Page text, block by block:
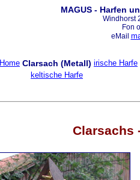
MAGUS - Harfen
Windhorst
Fon
eMail
Home Clarsach (Metall) irische Harfe
keltische Harfe
Clarsachs